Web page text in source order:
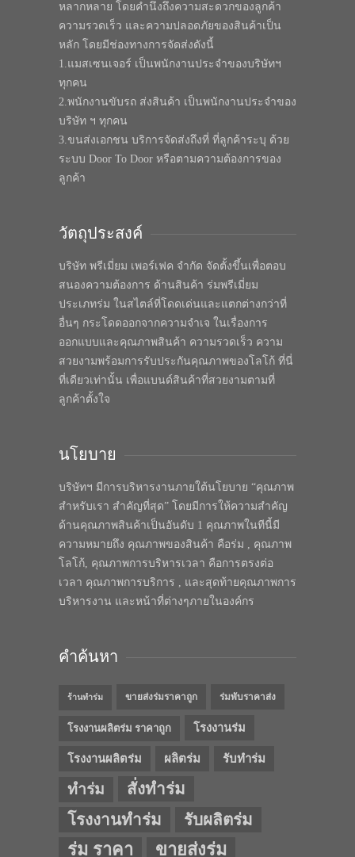
หลากหลาย โดยคำนึงถึงความสะดวกของลูกค้า
ความรวดเร็ว และความปลอดภัยของสินค้าเป็น
หลัก โดยมีช่องทางการจัดส่งดังนี้
1.แมสเซนเจอร์ เป็นพนักงานประจำของบริษัทฯ
ทุกคน
2.พนักงานขับรถ ส่งสินค้า เป็นพนักงานประจำของ
บริษัท ฯ ทุกคน
3.ขนส่งเอกชน บริการจัดส่งถึงที่ ที่ลูกค้าระบุ ด้วย
ระบบ Door To Door หรือตามความต้องการของ
ลูกค้า
วัตถุประสงค์
บริษัท พรีเมี่ยม เพอร์เฟค จำกัด จัดตั้งขึ้นเพื่อตอบ
สนองความต้องการ ด้านสินค้า ร่มพรีเมี่ยม
ประเภทร่ม ในสไตล์ที่โดดเด่นและแตกต่างกว่าที่
อื่นๆ กระโดดออกจากความจำเจ ในเรื่องการ
ออกแบบและคุณภาพสินค้า ความรวดเร็ว ความ
สวยงามพร้อมการรับประกันคุณภาพของโลโก้ ที่นี่
ที่เดียวเท่านั้น เพื่อแบนด์สินค้าที่สวยงามตามที่
ลูกค้าตั้งใจ
นโยบาย
บริษัทฯ มีการบริหารงานภายใต้นโยบาย “คุณภาพ
สำหรับเรา สำคัญที่สุด” โดยมีการให้ความสำคัญ
ด้านคุณภาพสินค้าเป็นอันดับ 1 คุณภาพในทีนี้มี
ความหมายถึง คุณภาพของสินค้า คือร่ม , คุณภาพ
โลโก้, คุณภาพการบริหารเวลา คือการตรงต่อ
เวลา คุณภาพการบริการ , และสุดท้ายคุณภาพการ
บริหารงาน และหน้าที่ต่างๆภายในองค์กร
คำค้นหา
ร้านทำร่ม ขายส่งร่มราคาถูก ร่มพับราคาส่ง
โรงงานผลิตร่ม ราคาถูก โรงงานร่ม
โรงงานผลิตร่ม ผลิตร่ม รับทำร่ม
ทำร่ม
สั่งทำร่ม
โรงงานทำร่ม
รับผลิตร่ม
ร่ม ราคา ขายส่งร่ม